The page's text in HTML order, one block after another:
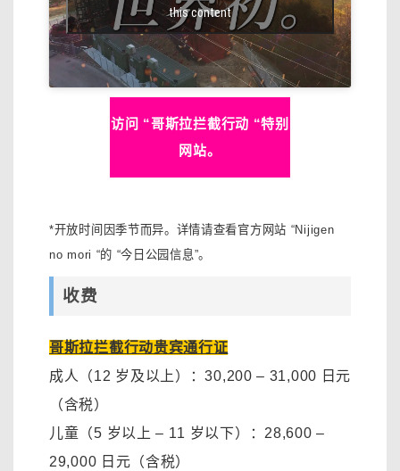
this content
访问 “哥斯拉拦截行动 “特别
网站。
*开放时间因季节而异。详情请查看官方网站 “Nijigen
no mori “的 “今日公园信息”。
收费
哥斯拉拦截行动贵宾通行证
成人（12 岁及以上）：30,200 – 31,000 日元
（含税）
儿童（5 岁以上 – 11 岁以下）
：28,600 –
29,000 日元 （含税）